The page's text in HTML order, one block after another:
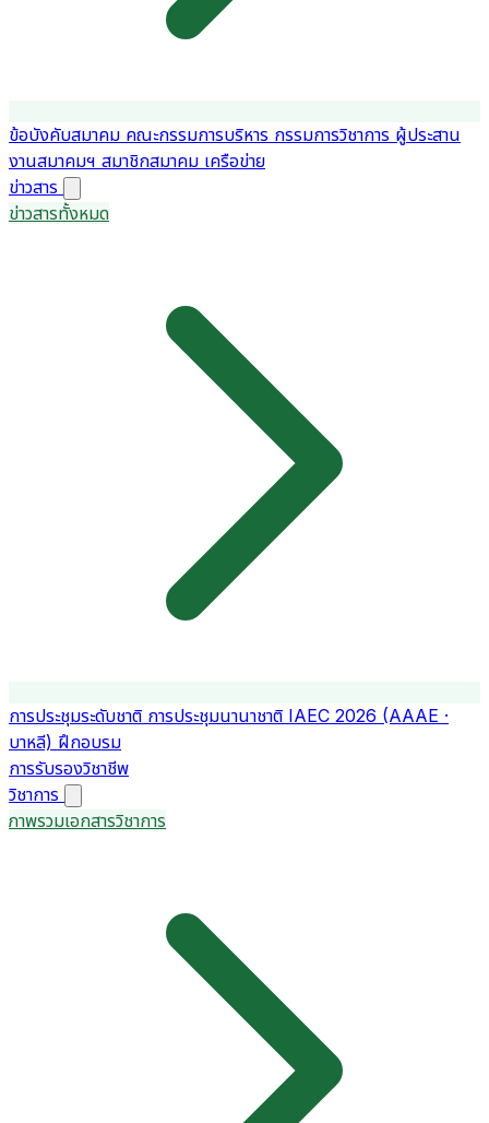
ข้อบังคับสมาคม คณะกรรมการบริหาร กรรมการวิชาการ ผู้ประสาน
งานสมาคมฯ สมาชิกสมาคม เครือข่าย
ข่าวสาร
ข่าวสารทั้งหมด
การประชุมระดับชาติ การประชุมนานาชาติ IAEC 2026 (AAAE ·
บาหลี) ฝึกอบรม
การรับรองวิชาชีพ
วิชาการ
ภาพรวมเอกสารวิชาการ